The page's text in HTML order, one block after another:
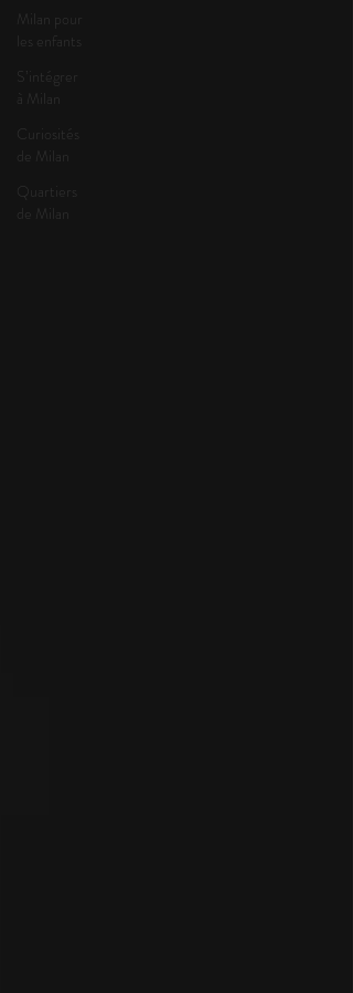
Milan pour
les enfants
S’intégrer
à Milan
Curiosités
de Milan
Quartiers
de Milan